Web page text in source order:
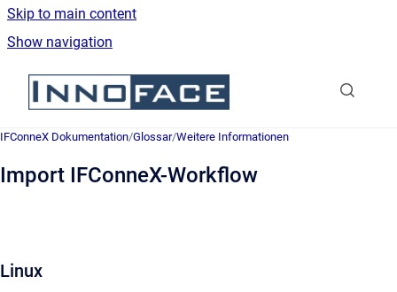
Skip to main content
Show navigation
Go to homepage
IFConneX Dokumentation/Glossar/Weitere Informationen
Import IFConneX-Workflow
Linux